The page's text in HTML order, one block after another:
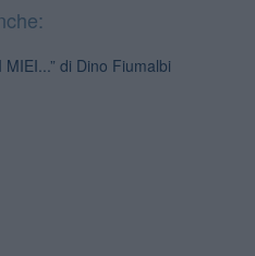
di Dino Fiumalbi